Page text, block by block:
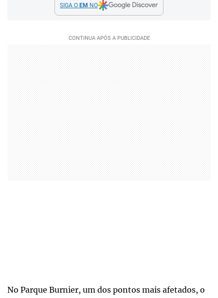
SIGA O EM NO
No Parque Burnier, um dos pontos mais afetados, o